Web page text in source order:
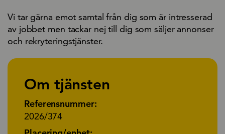
Vi tar gärna emot samtal från dig som är intresserad
av jobbet men tackar nej till dig som säljer annonser
och rekryteringstjänster.
Om tjänsten
Referensnummer:
2026/374